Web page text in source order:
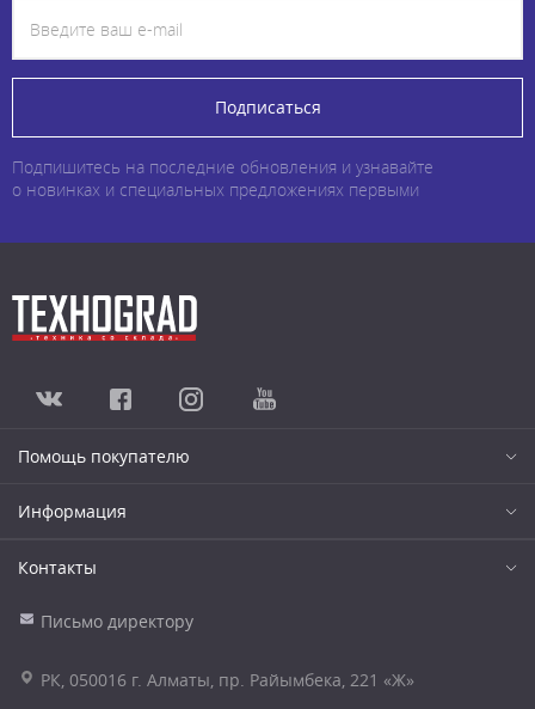
Подписаться
Подпишитесь на последние обновления и узнавайте
о новинках и специальных предложениях первыми
Помощь покупателю
Информация
Контакты
Письмо директору
РК, 050016 г. Алматы, пр. Райымбека, 221 «Ж»